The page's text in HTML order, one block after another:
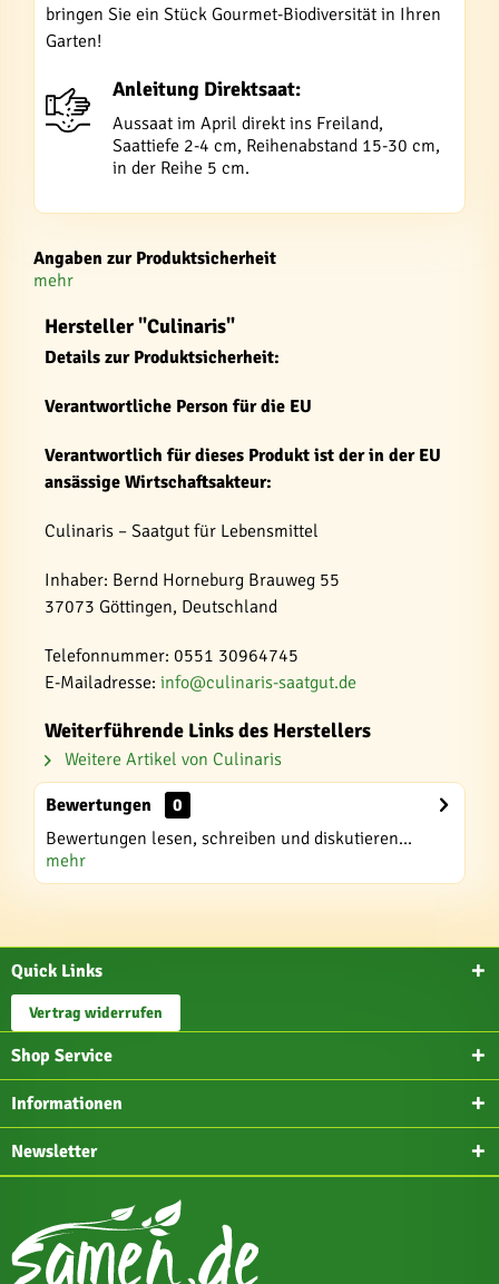
bringen Sie ein Stück Gourmet-Biodiversität in Ihren
Garten!
Anleitung Direktsaat:
Aussaat im April direkt ins Freiland,
Saattiefe 2-4 cm, Reihenabstand 15-30 cm,
in der Reihe 5 cm.
Angaben zur Produktsicherheit
mehr
Hersteller "Culinaris"
Details zur Produktsicherheit:
Verantwortliche Person für die EU
Verantwortlich für dieses Produkt ist der in der EU
ansässige Wirtschaftsakteur:
Culinaris – Saatgut für Lebensmittel
Inhaber: Bernd Horneburg Brauweg 55
37073 Göttingen, Deutschland
Telefonnummer: 0551 30964745
E-Mailadresse: info@culinaris-saatgut.de
Weiterführende Links des Herstellers
Weitere Artikel von Culinaris
Bewertungen
0
Bewertungen lesen, schreiben und diskutieren...
mehr
Quick Links
Vertrag widerrufen
Shop Service
Informationen
Newsletter